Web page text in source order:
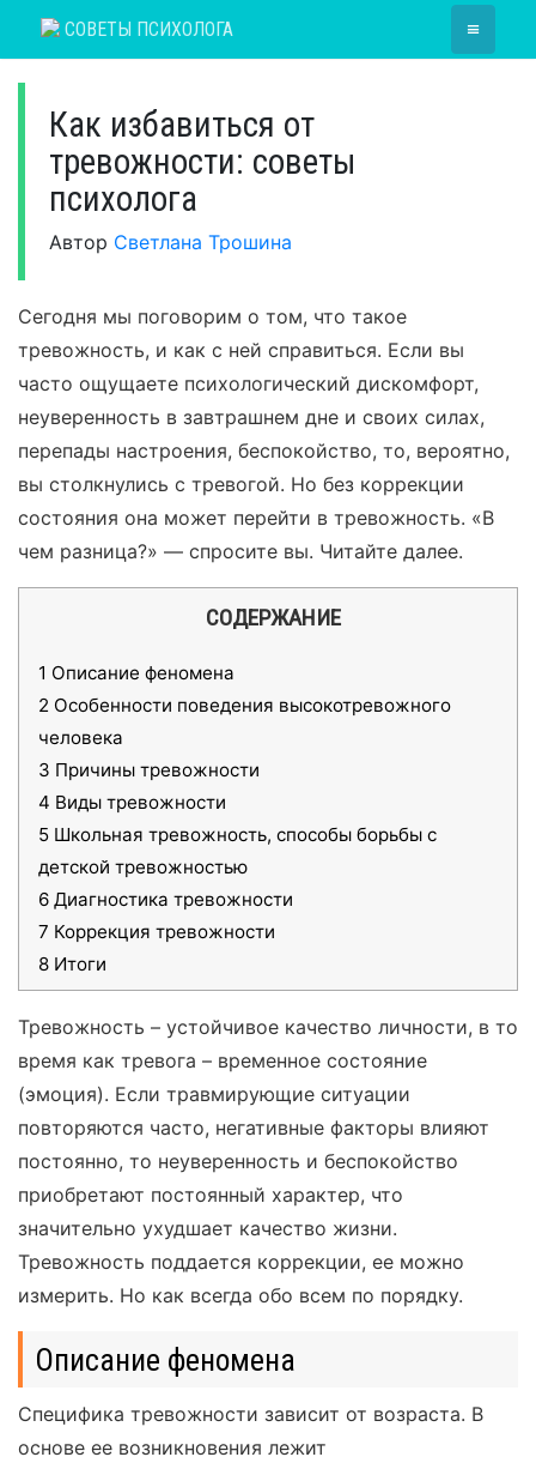
СОВЕТЫ ПСИХОЛОГА ≡
Как избавиться от
тревожности: советы
психолога
Автор Светлана Трошина
Сегодня мы поговорим о том, что такое
тревожность, и как с ней справиться. Если вы
часто ощущаете психологический дискомфорт,
неуверенность в завтрашнем дне и своих силах,
перепады настроения, беспокойство, то, вероятно,
вы столкнулись с тревогой. Но без коррекции
состояния она может перейти в тревожность. «В
чем разница?» — спросите вы. Читайте далее.
СОДЕРЖАНИЕ
1 Описание феномена
2 Особенности поведения высокотревожного
человека
3 Причины тревожности
4 Виды тревожности
5 Школьная тревожность, способы борьбы с
детской тревожностью
6 Диагностика тревожности
7 Коррекция тревожности
8 Итоги
Тревожность – устойчивое качество личности, в то
время как тревога – временное состояние
(эмоция). Если травмирующие ситуации
повторяются часто, негативные факторы влияют
постоянно, то неуверенность и беспокойство
приобретают постоянный характер, что
значительно ухудшает качество жизни.
Тревожность поддается коррекции, ее можно
измерить. Но как всегда обо всем по порядку.
Описание феномена
Специфика тревожности зависит от возраста. В
основе ее возникновения лежит